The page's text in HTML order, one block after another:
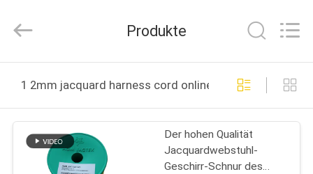
HAUSE
PRODUKTE
Machinery
Co.,Ltd.
Reserved.
Produkte
1 2mm jacquard harness cord online manufacture
Der hohen Qualität
Jacquardwebstuhl-
Geschirr-Schnur des